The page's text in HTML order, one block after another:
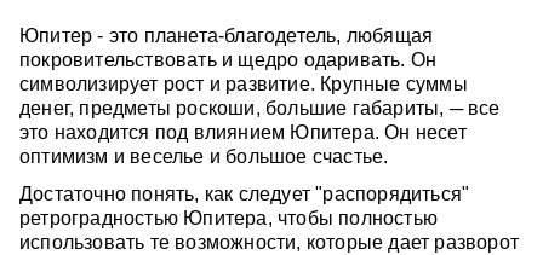
Юпитер - это планета-благодетель, любящая
покровительствовать и щедро одаривать. Он
символизирует рост и развитие. Крупные суммы
денег, предметы роскоши, большие габариты, ─ все
это находится под влиянием Юпитера. Он несет
оптимизм и веселье и большое счастье.
Достаточно понять, как следует "распорядиться"
ретроградностью Юпитера, чтобы полностью
использовать те возможности, которые дает разворот